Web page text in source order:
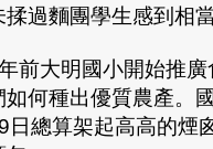
揉過麵團學生感到相
前大明國小開始推
如何種出優質農產。
日總算架起高高的煙